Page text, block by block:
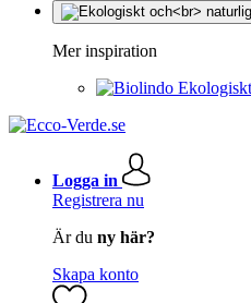
Mer inspiration
Logga in
Registrera nu
Är du ny här?
Skapa konto